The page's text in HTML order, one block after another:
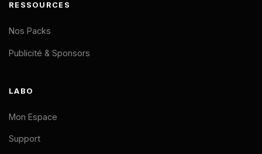
RESSOURCES
Nos Packs
Publicité & Sponsors
LABO
Mon Espace
Support